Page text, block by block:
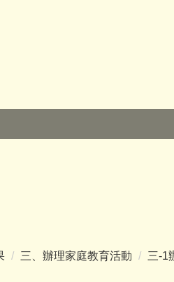
三、辦理家庭教育活動 三-1